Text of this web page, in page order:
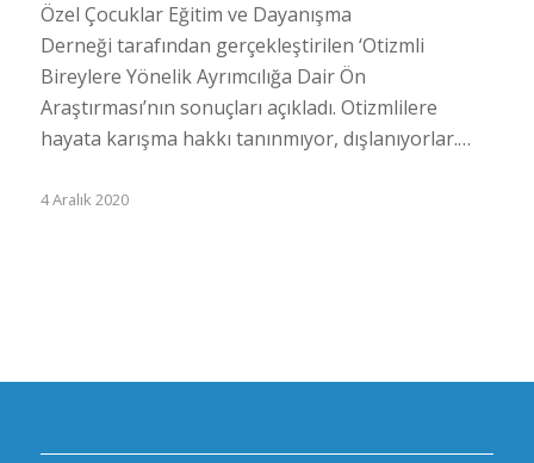
Özel Çocuklar Eğitim ve Dayanışma
Derneği tarafından gerçekleştirilen ‘Otizmli
Bireylere Yönelik Ayrımcılığa Dair Ön
Araştırması’nın sonuçları açıkladı. Otizmlilere
hayata karışma hakkı tanınmıyor, dışlanıyorlar.…
4 Aralık 2020